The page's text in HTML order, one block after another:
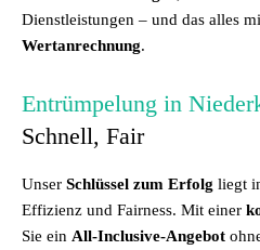
Dienstleistungen – und das alles
Wertanrechnung.
Entrümpelung in
Schnell, Fair
Unser Schlüssel zum Erfolg liegt
Effizienz und Fairness. Mit einer
Sie ein All-Inclusive-Angebot